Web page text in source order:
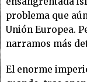
problema que
Unión Europea.
narramos más
El enorme